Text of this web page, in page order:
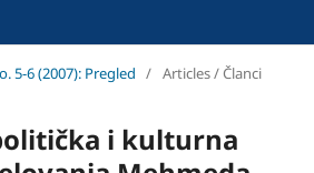
5-6 (2007): Pregled / Articles / Članci
i kulturna